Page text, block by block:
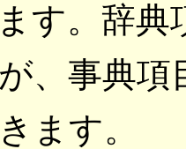
す。辞
、事典
ます。